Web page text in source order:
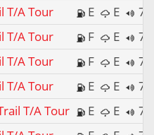
T/A Tour E E
T/A Tour F E
T/A Tour F E
T/A Tour E E
T/A Tour E E